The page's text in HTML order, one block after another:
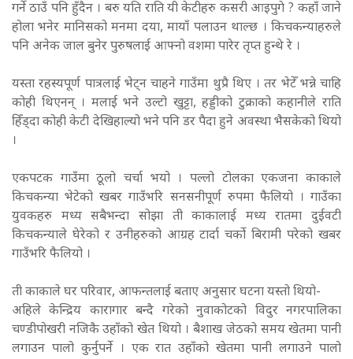
गर्ने ठाउँ पनि हुँदैन । बरु यति राति यी केटीहरु कसरी आइपुगे ? कहाँ जाने
होला भनेर मानिसको मनमा दया, मायाँ पलाउन थाल्छ । किचकन्याहरुले
पनि अनेक जाल बुनेर पुरुषलाई आफ्नो वशमा पारेर तृप्त हुन्थे रे ।
यस्ता रहस्यपूर्ण पात्रलाई भेट्न चाहने गाउँमा थुप्रै थिए । तर भेटेँ भन्ने चाहि
कोही थिएनन् । मलाई भने उल्टो खुट्टा, हड्डीको टुक्राको कहानीले राति
हिँड्दा कोही केटी देखिहाल्यो भने पनि डर पैदा हुने अवस्था भैसकेको थियो
।
एकपटक गाउँमा ठूलो चर्चा भयो । पल्लो टोलका एकजना काकाले
किचकन्या भेटेको खबर गाउँभरि सनसनीपूर्ण रुपमा फैलियो । गाउँका
युवकहरु मध्य सबैभन्दा सोझा ती काकालाई मध्य रातमा दुईवटी
किचकन्याले घेरेको र उनीहरुको आग्रह टार्दा चर्को बिरामी परेको खबर
गाउँभरि फैलियो ।
ती काकाले घर परिवार, आफन्तलाई बताए अनुसार घटना यस्तो थियो-
अहिले केन्द्रिय कारागार बन्दै गरेको नुवाकोटको विदुर नगरपालिका
चण्डीपोखरी नजिकै उहाँको खेत थियो । बैशाख जेठको समय खेतमा पानी
लगाउन पालो कुर्नुपर्ने । एक रात उहाँको खेतमा पानी लगाउने पालो